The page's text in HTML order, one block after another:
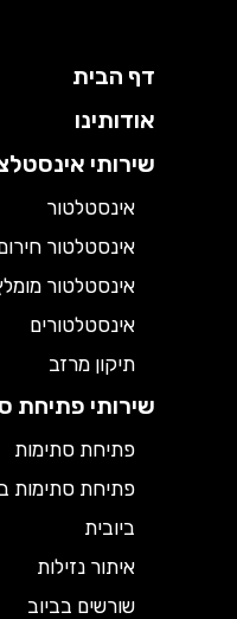
דף הבית
אודותינו
שירותי
אינסטלטור
אינסטלטור
אינסטלטור
אינסטלטורים
תיקון מרזב
שירותי פתיחת
פתיחת סתימות
פתיחת סתימות
ביובית
איתור נזילות
שורשים בביוב